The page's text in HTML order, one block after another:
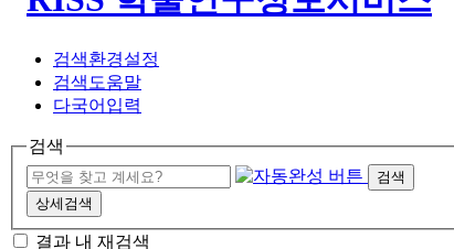
검색환경설정
검색도움말
다국어입력
검색
검색
상세검색
결과 내 재검색